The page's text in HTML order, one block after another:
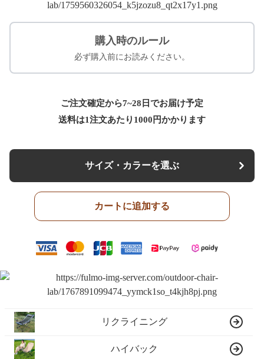
購入時のルール
必ず購入前にお読みください。
ご注文確定から7~28日でお届け予定
送料は1注文あたり 1000 円かかります
サイズ・カラーを選ぶ
カートに追加する
リクライニング
ハイバック